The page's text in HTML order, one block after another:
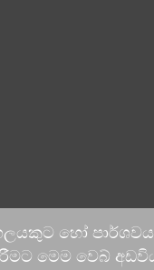
හෝ
වෙබ් අඩවිය